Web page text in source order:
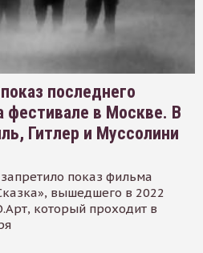
последнего
фестивале в Москве. В
Гитлер и Муссолини
показ фильма
вышедшего в 2022
который проходит в